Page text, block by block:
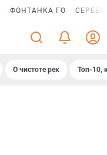
ФОНТАНКА ГО
О чистоте рек Топ-10,